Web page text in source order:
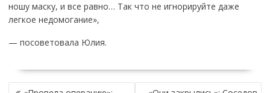
ношу маску, и все равно… Так что не игнорируйте даже
легкое недомогание»,
— посоветовала Юлия.
НАВИГАЦИЯ